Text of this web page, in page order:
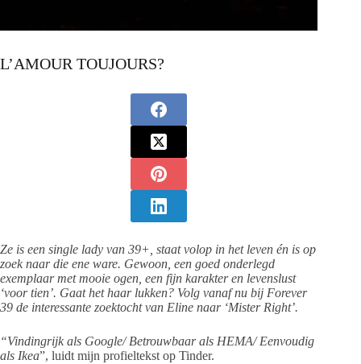
L’AMOUR TOUJOURS?
Ze is een single lady van 39+, staat volop in het leven én is op
zoek naar die ene ware. Gewoon, een goed onderlegd
exemplaar met mooie ogen, een fijn karakter en levenslust
‘voor tien’. Gaat het haar lukken? Volg vanaf nu bij Forever
39 de interessante zoektocht van Eline naar ‘Mister Right’.
“Vindingrijk als Google/ Betrouwbaar als HEMA/ Eenvoudig
als Ikea”, luidt mijn profieltekst op Tinder.